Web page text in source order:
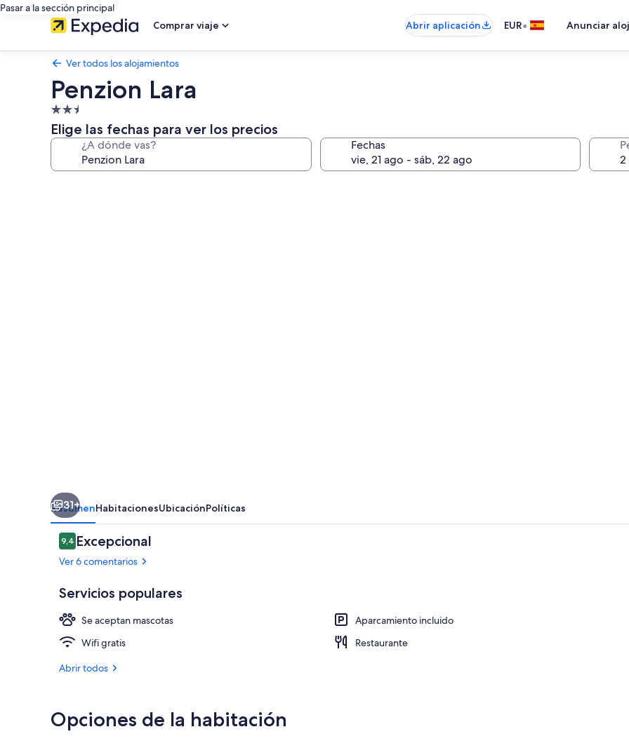
Pasar a la sección principal
Comprar viaje
Abrir aplicación EUR• Anunciar
Ver todos los alojamientos
Penzion Lara
Alojamiento
de
2.5 estrellas
Elige las fechas para ver los precios
¿A dónde vas? Fechas
31+
ResumenHabitacionesUbicaciónPolíticas
Comentarios
9,49,4 de 10
Excepcional
Ver 6 comentarios
Servicios populares
Se aceptan mascotas
Aparcamiento incluido
Wifi gratis
Restaurante
Abrir todos
Opciones de la habitación